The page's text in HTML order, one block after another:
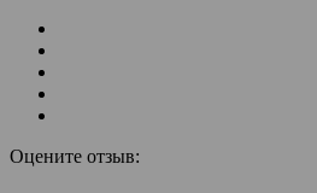
Оцените отзыв: